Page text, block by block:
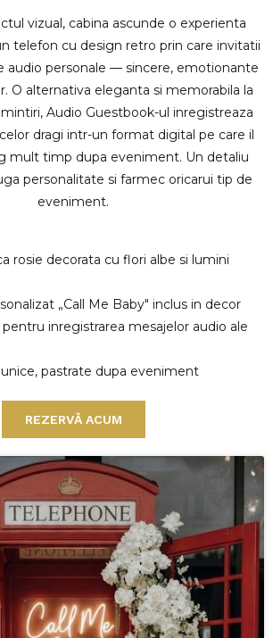
vizual, cabina ascunde o experienta
telefon cu design retro prin care invitatii
audio personale — sincere, emotionante
O alternativa eleganta si memorabila la
Audio Guestbook-ul inregistreaza
dragi intr-un format digital pe care il
mult timp dupa eveniment. Un detaliu
personalitate si farmec oricarui tip de
eveniment.
rosie decorata cu flori albe si lumini
„Call Me Baby" inclus in decor
inregistrarea mesajelor audio ale
pastrate dupa eveniment
REZERVĂ ACUM